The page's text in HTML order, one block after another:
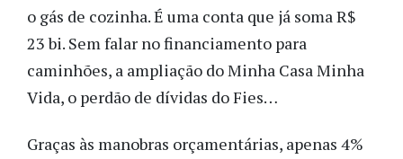
o gás de cozinha. É uma conta que já soma R$
23 bi. Sem falar no financiamento para
caminhões, a ampliação do Minha Casa Minha
Vida, o perdão de dívidas do Fies…
Graças às manobras orçamentárias, apenas 4%